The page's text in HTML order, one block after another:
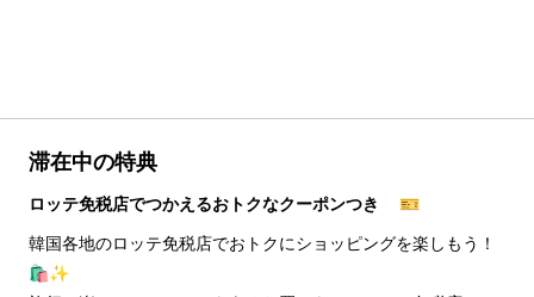
滞在中の特典
ロッテ免税店でつかえるおトクなクーポンつき 🎫
韓国各地のロッテ免税店でおトクにショッピングを楽しもう！
🛍️✨